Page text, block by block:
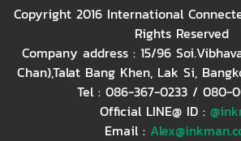
Copyright 2016 International
Rights Reserved
Company address : 15/96
Chan),Talat Bang Khen, Lak Si,
Tel : 086-367-0233 / 080-
Official LINE@ ID :
Email :